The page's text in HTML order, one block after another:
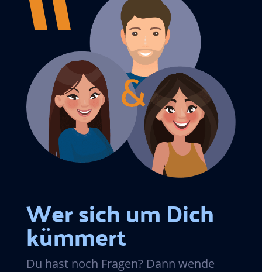
Wer sich um Dich
kümmert
Du hast noch Fragen? Dann wende